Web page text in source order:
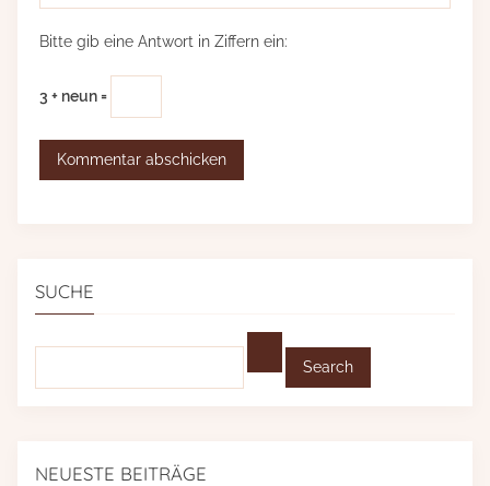
Bitte gib eine Antwort in Ziffern ein:
3 + neun =
SUCHE
NEUESTE BEITRÄGE